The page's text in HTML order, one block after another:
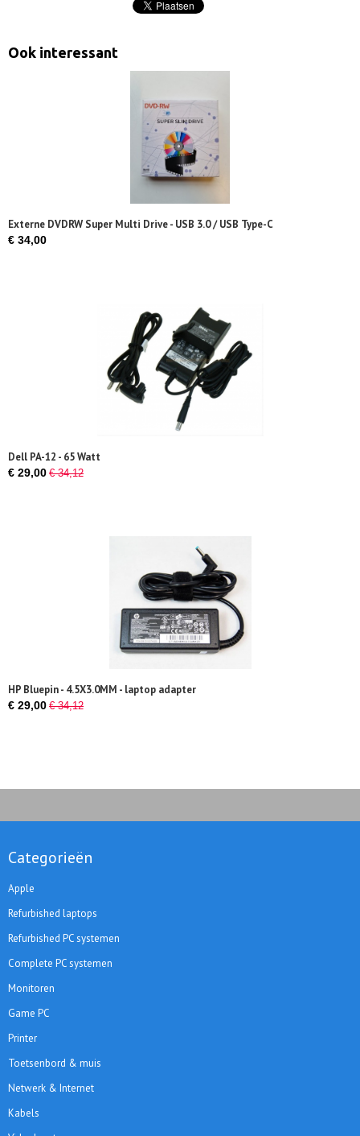
Ook interessant
Externe DVDRW Super Multi Drive - USB 3.0 / USB Type-C
€ 34,00
Dell PA-12 - 65 Watt
€ 29,00 € 34,12
HP Bluepin - 4.5X3.0MM - laptop adapter
€ 29,00 € 34,12
Categorieën
Apple
Refurbished laptops
Refurbished PC systemen
Complete PC systemen
Monitoren
Game PC
Printer
Toetsenbord & muis
Netwerk & Internet
Kabels